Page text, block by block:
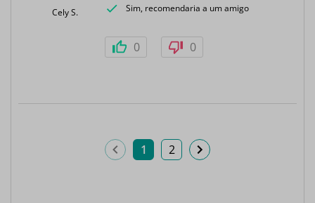
Cely S. Sim, recomendaria a um amigo
0 0
1 2